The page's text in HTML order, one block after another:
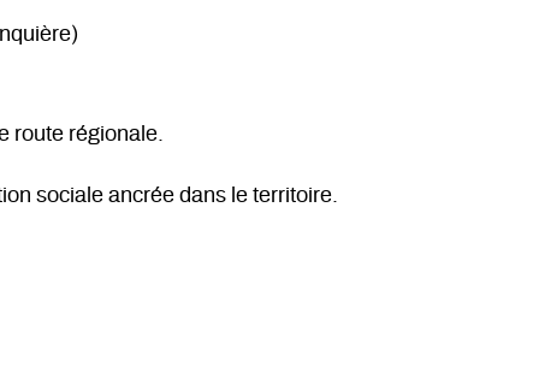
route régionale.
sociale ancrée dans le territoire.